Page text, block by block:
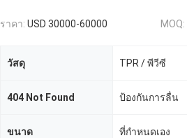
ราคา: USD 30000-60000 MOQ:
วัสดุ TPR / พีวีซี
404 Not Found ป้องกันการลื่น
ขนาด ที่กำหนดเอง